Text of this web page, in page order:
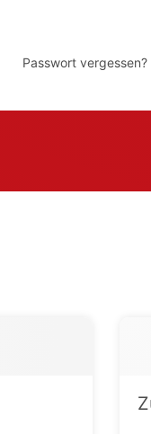
Passwort vergessen?